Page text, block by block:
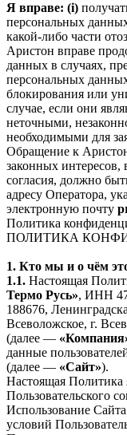
Я вправе: (i)
персональных
какой-либо части
Аристон вправе
данных в случаях,
персональных
блокирования или
случае, если они
неточными,
необходимыми для
Обращение к
законных интересов,
согласия, должно
адресу Оператора,
электронную почту
Политика
ПОЛИТИКА
1. Кто мы и о чём
1.1. Настоящая
Термо Русь», ИНН
188676,
Всеволожское, г.
(далее —
данные
(далее — «Сайт»).
Настоящая Политика
Пользовательского
Использование
условий